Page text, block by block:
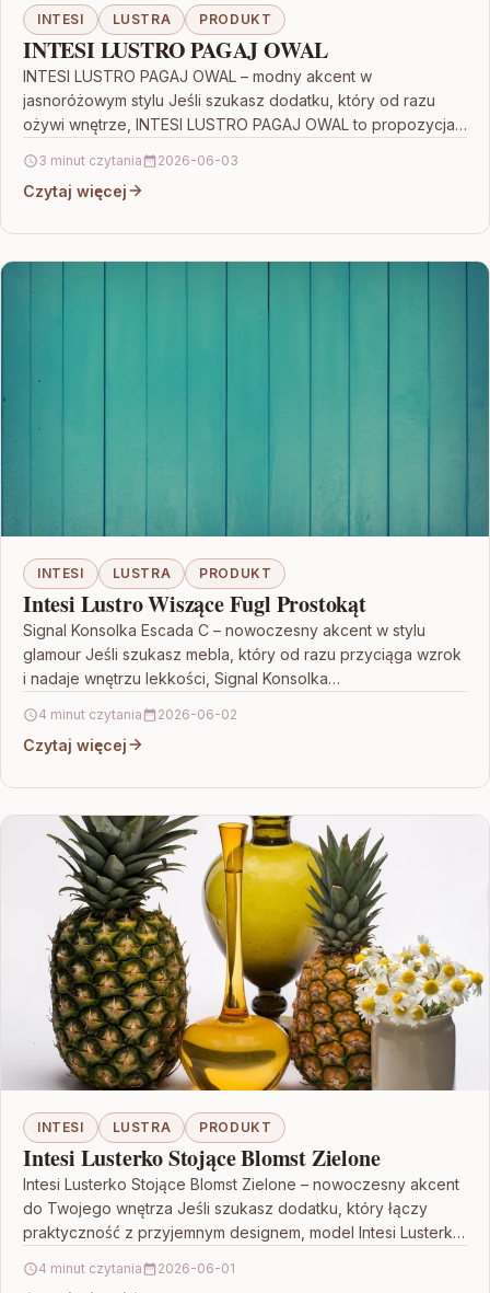
INTESI LUSTRA PRODUKT
INTESI LUSTRO PAGAJ OWAL
INTESI LUSTRO PAGAJ OWAL – modny akcent w
jasnoróżowym stylu Jeśli szukasz dodatku, który od razu
ożywi wnętrze, INTESI LUSTRO PAGAJ OWAL to propozycja…
3 minut czytania 2026-06-03
Czytaj więcej
INTESI LUSTRA PRODUKT
Intesi Lustro Wiszące Fugl Prostokąt
Signal Konsolka Escada C – nowoczesny akcent w stylu
glamour Jeśli szukasz mebla, który od razu przyciąga wzrok
i nadaje wnętrzu lekkości, Signal Konsolka…
4 minut czytania 2026-06-02
Czytaj więcej
INTESI LUSTRA PRODUKT
Intesi Lusterko Stojące Blomst Zielone
Intesi Lusterko Stojące Blomst Zielone – nowoczesny akcent
do Twojego wnętrza Jeśli szukasz dodatku, który łączy
praktyczność z przyjemnym designem, model Intesi Lusterko
4 minut czytania 2026-06-01